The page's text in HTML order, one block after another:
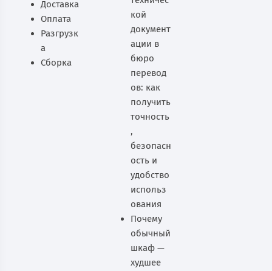
Доставка
Оплата
Разгрузк
а
Сборка
кой
документ
ации в
бюро
перевод
ов: как
получить
точность
,
безопасн
ость и
удобство
использ
ования
Почему
обычный
шкаф —
худшее